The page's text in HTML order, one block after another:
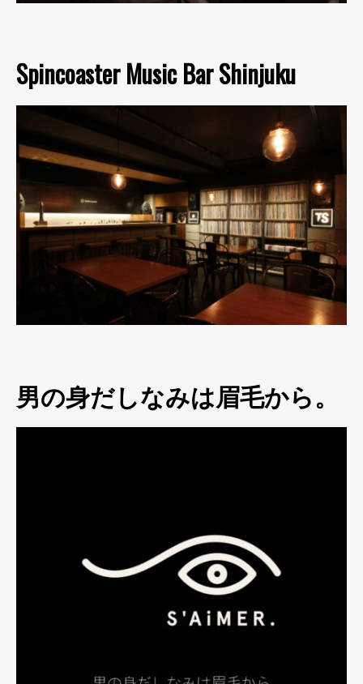
Spincoaster Music Bar Shinjuku
男の身だしなみは眉毛から。